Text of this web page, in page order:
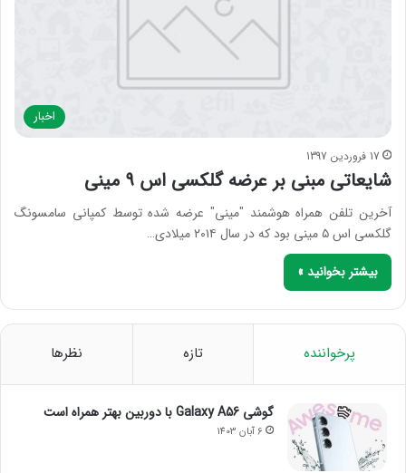
اخبار
17 فروردین 1397
شایعاتی مبنی بر عرضه گلکسی اس ۹ مینی
آخرین تلفن همراه هوشمند "مینی" عرضه شده توسط کمپانی سامسونگ
گلکسی اس ۵ مینی بود که در سال ۲۰۱۴ میلادی…
بیشتر بخوانید »
پرخواننده تازه نظرها
گوشی Galaxy A56 با دوربین بهتر همراه است
6 آبان 1403